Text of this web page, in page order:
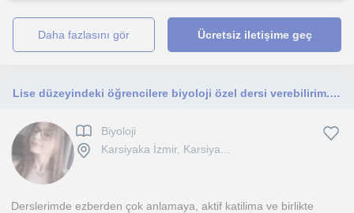
daha fazlasını gör Ücretsiz iletişime geç
Lise düzeyindeki öğrencilere biyoloji özel dersi verebilirim. Pedagojik formasyon eğtimim vardır
Biyoloji
Karsiyaka İzmir, Karsiya...
Derslerimde ezberden çok anlamaya, aktif katilima ve birlikte